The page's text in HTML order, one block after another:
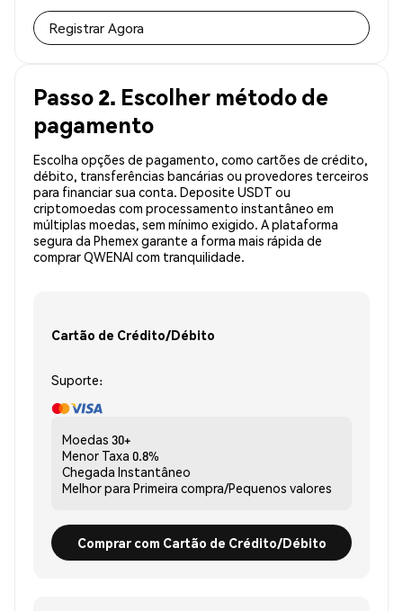
Registrar Agora
Passo 2. Escolher método de
pagamento
Escolha opções de pagamento, como cartões de crédito,
débito, transferências bancárias ou provedores terceiros
para financiar sua conta. Deposite USDT ou
criptomoedas com processamento instantâneo em
múltiplas moedas, sem mínimo exigido. A plataforma
segura da Phemex garante a forma mais rápida de
comprar QWENAI com tranquilidade.
Cartão de Crédito/Débito
Suporte:
Moedas 30+
Menor Taxa 0.8%
Chegada Instantâneo
Melhor para Primeira compra/Pequenos valores
Comprar com Cartão de Crédito/Débito